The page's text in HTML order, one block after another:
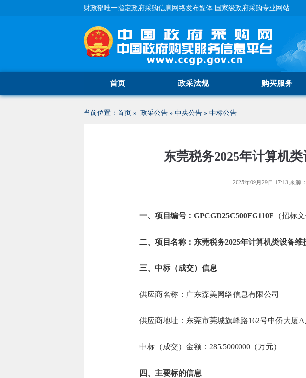
财政部唯一指定政府采购信息网络发布媒体 国家级政府采购专业网站
首页 政采法规 购买服务
当前位置： 首页 » 政采公告 » 中央公告 » 中标公告
东莞税务2025年计算机
2025年09月29日 17:13来源：
一、项目编号：GPCGD25C500FG110F （招标
二、项目名称：东莞税务2025年计算机类设备维
三、中标（成交）信息
供应商名称：广东森美网络信息有限公司
供应商地址：东莞市莞城旗峰路162号中侨大厦A
中标（成交）金额：285.5000000（万元）
四、主要标的信息